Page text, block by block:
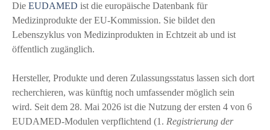
Die EUDAMED ist die europäische Datenbank für
Medizinprodukte der EU-Kommission. Sie bildet den
Lebenszyklus von Medizinprodukten in Echtzeit ab und ist
öffentlich zugänglich.
Hersteller, Produkte und deren Zulassungsstatus lassen sich dort
recherchieren, was künftig noch umfassender möglich sein
wird. Seit dem 28. Mai 2026 ist die Nutzung der ersten 4 von 6
EUDAMED-Modulen verpflichtend (1. Registrierung der